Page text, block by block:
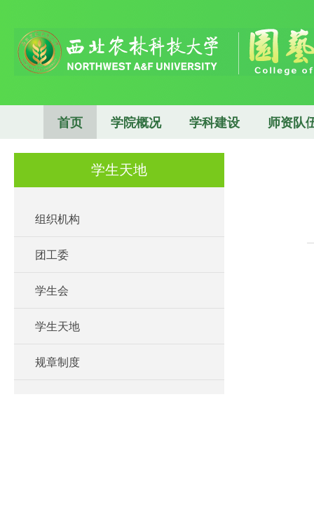
首页 学院概况 学科建设 师资队
学生天地
组织机构
团工委
学生会
学生天地
规章制度